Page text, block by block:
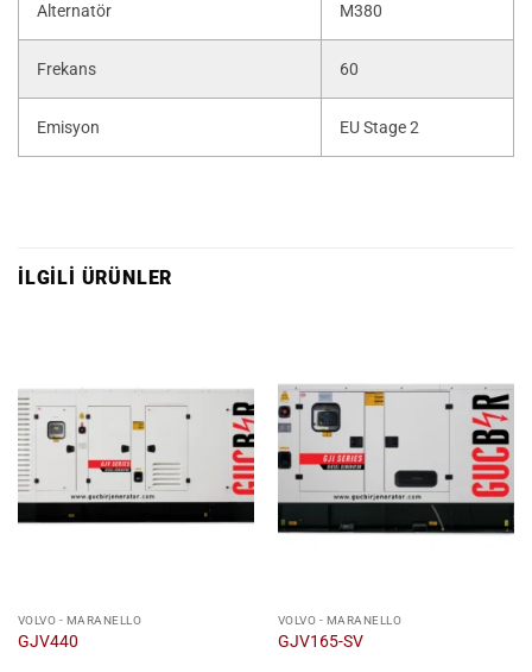
Alternatör M380
Frekans 60
Emisyon EU Stage 2
İLGILI ÜRÜNLER
VOLVO - MARANELLO
GJV440
VOLVO - MARANELLO
GJV165-SV